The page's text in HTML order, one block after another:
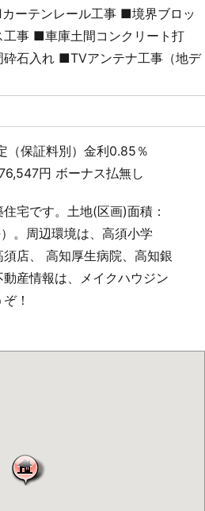
カーテンレール工事 ■境界ブロッ
工事 ■車庫土間コンクリート打
砕石入れ ■TVアンテナ工事（地デ
（保証料別）金利0.85％
円 ボーナス払無し
宅です。土地(区画)面積：
。周辺環境は、高須小学
店、 高知厚生病院、高知銀
産情報は、メイクハウジン
！